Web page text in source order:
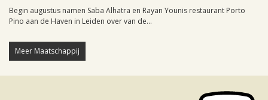
Begin augustus namen Saba Alhatra en Rayan Younis restaurant Porto
Pino aan de Haven in Leiden over van de...
Meer Maatschappij